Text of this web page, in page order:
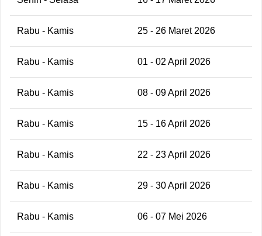
Rabu - Kamis 25 - 26 Maret 2026
Rabu - Kamis 01 - 02 April 2026
Rabu - Kamis 08 - 09 April 2026
Rabu - Kamis 15 - 16 April 2026
Rabu - Kamis 22 - 23 April 2026
Rabu - Kamis 29 - 30 April 2026
Rabu - Kamis 06 - 07 Mei 2026